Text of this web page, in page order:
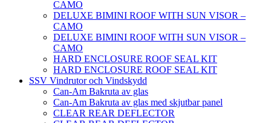
CAMO
DELUXE BIMINI ROOF WITH SUN VISOR –
CAMO
DELUXE BIMINI ROOF WITH SUN VISOR –
CAMO
HARD ENCLOSURE ROOF SEAL KIT
HARD ENCLOSURE ROOF SEAL KIT
SSV Vindrutor och Vindskydd
Can-Am Bakruta av glas
Can-Am Bakruta av glas med skjutbar panel
CLEAR REAR DEFLECTOR